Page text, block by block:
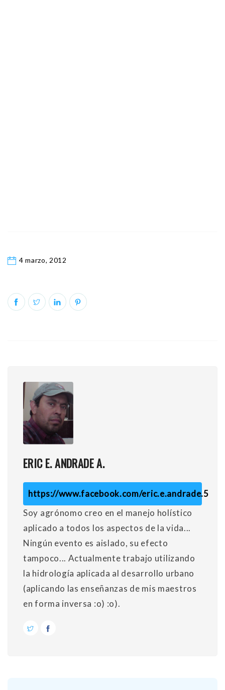
4 marzo, 2012
ERIC E. ANDRADE A.
https://www.facebook.com/eric.e.andrade.5
Soy agrónomo creo en el manejo holístico
aplicado a todos los aspectos de la vida...
Ningún evento es aislado, su efecto
tampoco... Actualmente trabajo utilizando
la hidrología aplicada al desarrollo urbano
(aplicando las enseñanzas de mis maestros
en forma inversa :o) :o).